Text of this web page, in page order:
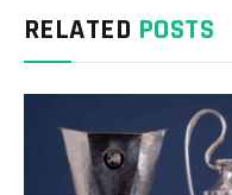
RELATED POSTS